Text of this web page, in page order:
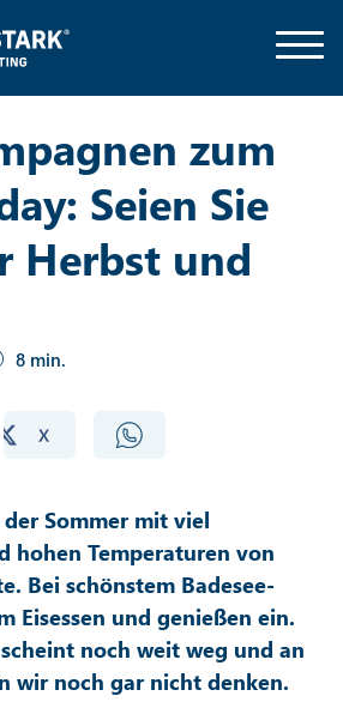
zum
Seien Sie
Herbst und
8 min.
Sommer mit viel
hohen Temperaturen von
Bei schönstem Badesee-
Eisessen und genießen ein.
noch weit weg und an
wir noch gar nicht denken.